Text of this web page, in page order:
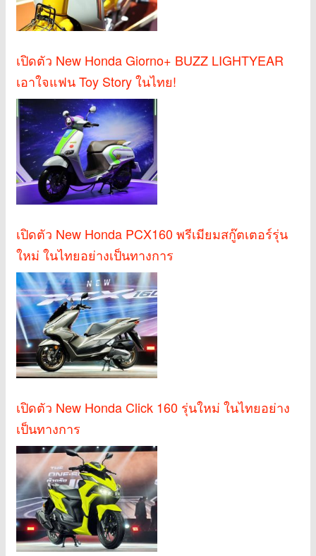
เปิดตัว New Honda Giorno+ BUZZ LIGHTYEAR
เอาใจแฟน Toy Story ในไทย!
เปิดตัว New Honda PCX160 พรีเมียมสกู๊ตเตอร์รุ่น
ใหม่ ในไทยอย่างเป็นทางการ
เปิดตัว New Honda Click 160 รุ่นใหม่ ในไทยอย่าง
เป็นทางการ